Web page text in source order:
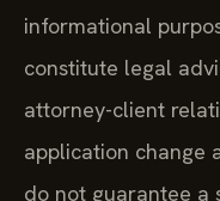
informational
constitute legal
attorney-client
application change
do not guarantee a